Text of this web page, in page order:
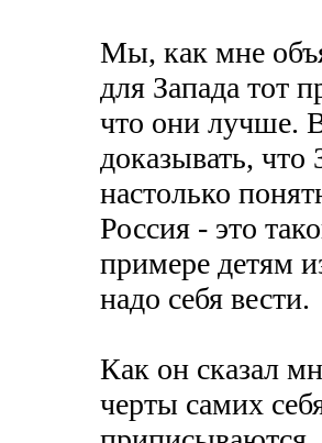
Мы, как мне
для Запада тот
что они лучше.
доказывать,
настолько
Россия - это
примере детям
надо себя вести.
Как он сказал
черты самих